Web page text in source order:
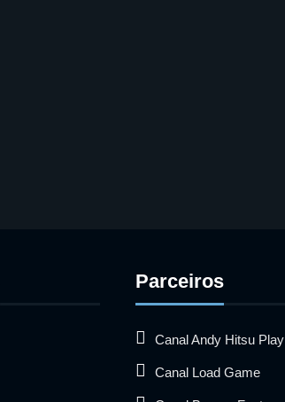
Parceiros
Canal Andy Hitsu Play
Canal Load Game